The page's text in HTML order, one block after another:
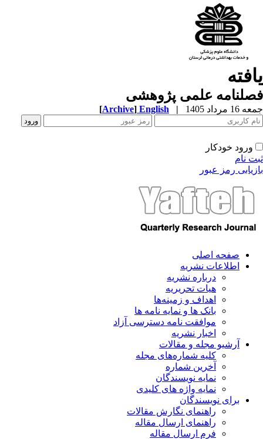
علمی پژوهشی
مرداد 1405 |
English
[Archive]
ورود خودکار
نام
رمز عبور
صفحه اصلی
اطلاعات نشریه
درباره نشریه
هیات تحریریه
اهداف و زمینه‌ها
بانک ها و نمایه نامه ها
موافقت نامه دسترسی آزاد
اخبار نشریه
آرشیو مجله و مقالات
کلیه شماره‌های مجله
آخرین شماره
نمایه نویسندگان
نمایه واژه های کلیدی
برای نویسندگان
راهنمای نگارش مقالات
راهنمای ارسال مقاله
فرم ارسال مقاله